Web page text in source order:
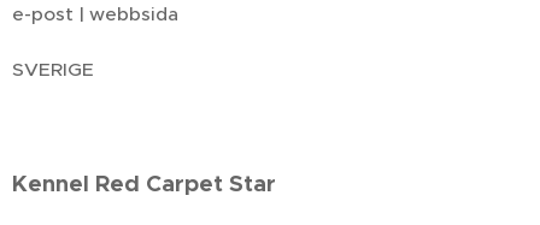
e-post | webbsida
SVERIGE
Kennel Red Carpet Star